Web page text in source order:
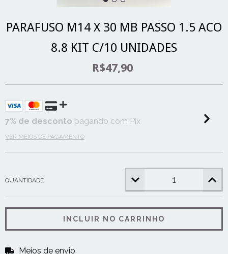
PARAFUSO M14 X 30 MB PASSO 1.5 ACO
8.8 KIT C/10 UNIDADES
R$47,90
7% de desconto pagando com Pix
VER MEIOS DE PAGAMENTO
QUANTIDADE
Entregas para o CEP:
Meios de envio